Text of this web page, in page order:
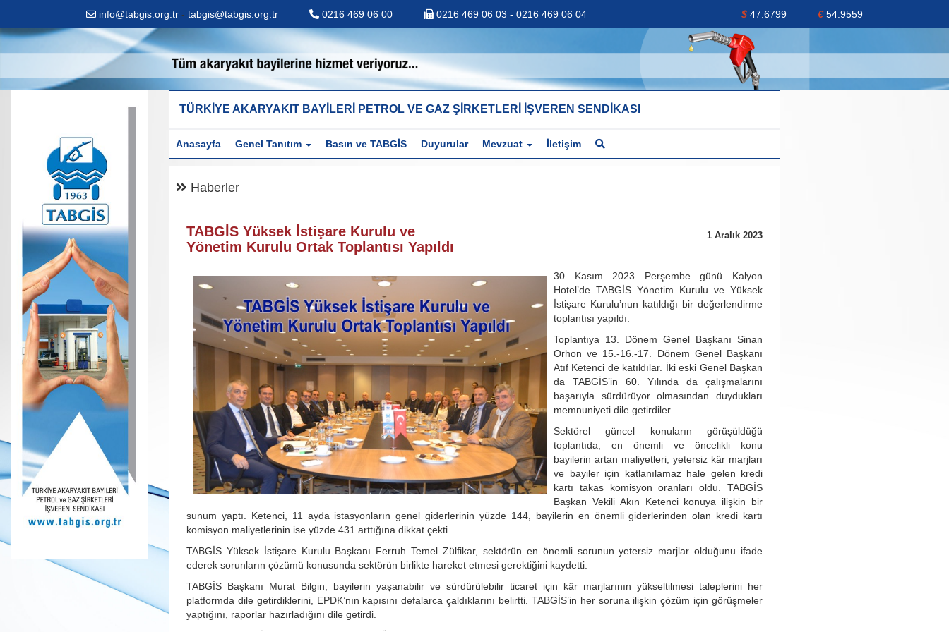
info@tabgis.org.tr - tabgis@tabgis.org.tr 0216 469 06 00 0216 469 06 03 - 0216 469 06 04 $ 47.6799 €54.9559
TÜRKİYE AKARYAKIT BAYİLERİ PETROL VE GAZ ŞİRKETLERİ İŞVEREN SENDİKASI
Anasayfa Genel Tanıtım Basın ve TABGİS Duyurular Mevzuat İletişim
Haberler
TABGİS Yüksek İstişare Kurulu ve
Yönetim Kurulu Ortak Toplantısı Yapıldı
1 Aralık 2023
30 Kasım 2023 Perşembe günü Kalyon
Hotel’de TABGİS Yönetim Kurulu ve Yüksek
İstişare Kurulu’nun katıldığı bir değerlendirme
toplantısı yapıldı.
Toplantıya 13. Dönem Genel Başkanı Sinan
Orhon ve 15.-16.-17. Dönem Genel Başkanı
Atıf Ketenci de katıldılar. İki eski Genel Başkan
da TABGİS’in 60. Yılında da çalışmalarını
başarıyla sürdürüyor olmasından duydukları
memnuniyeti dile getirdiler.
Sektörel güncel konuların görüşüldüğü
toplantıda, en önemli ve öncelikli konu
bayilerin artan maliyetleri, yetersiz kâr marjları
ve bayiler için katlanılamaz hale gelen kredi
kartı takas komisyon oranları oldu. TABGİS
Başkan Vekili Akın Ketenci konuya ilişkin bir
sunum yaptı. Ketenci, 11 ayda istasyonların genel giderlerinin yüzde 144, bayilerin en önemli giderlerinden olan kredi kartı
komisyon maliyetlerinin ise yüzde 431 arttığına dikkat çekti.
TABGİS Yüksek İstişare Kurulu Başkanı Ferruh Temel Zülfikar, sektörün en önemli sorunun yetersiz marjlar olduğunu ifade
ederek sorunların çözümü konusunda sektörün birlikte hareket etmesi gerektiğini kaydetti.
TABGİS Başkanı Murat Bilgin, bayilerin yaşanabilir ve sürdürülebilir ticaret için kâr marjlarının yükseltilmesi taleplerini her
platformda dile getirdiklerini, EPDK’nın kapısını defalarca çaldıklarını belirtti. TABGİS’in her soruna ilişkin çözüm için görüşmeler
yaptığını, raporlar hazırladığını dile getirdi.